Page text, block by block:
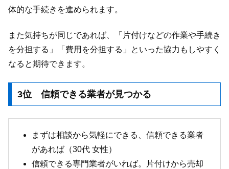
体的な手続きを進められます。
また気持ちが同じであれば、「片付けなどの作業や手続き
を分担する」「費用を分担する」といった協力もしやすく
なると期待できます。
3位 信頼できる業者が見つかる
まずは相談から気軽にできる、信頼できる業者
があれば（30代 女性）
信頼できる専門業者がいれば。片付けから売却